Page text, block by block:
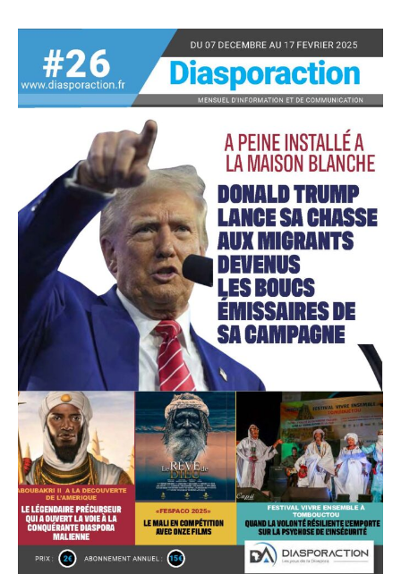
Plans d'abonnement
Accès gratuit
Gratuit /accès limité
Quelques articles
Annonces
Tous les articles
Le magazine
CHOISIR LE FORFAIT